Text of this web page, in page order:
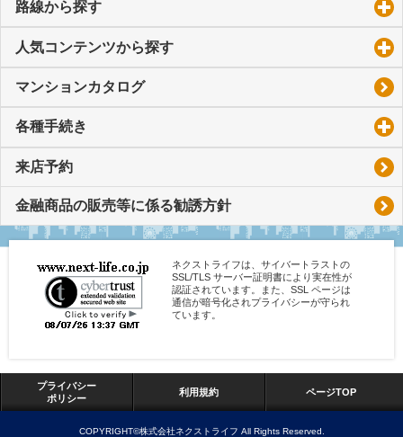
路線から探す
人気コンテンツから探す
マンションカタログ
各種手続き
来店予約
金融商品の販売等に係る勧誘方針
ネクストライフは、サイバートラストの
SSL/TLS サーバー証明書により実在性が
認証されています。また、SSL ページは
通信が暗号化されプライバシーが守られ
ています。
プライバシー
ポリシー
利用規約 ページTOP
COPYRIGHT©株式会社ネクストライフ All Rights Reserved.